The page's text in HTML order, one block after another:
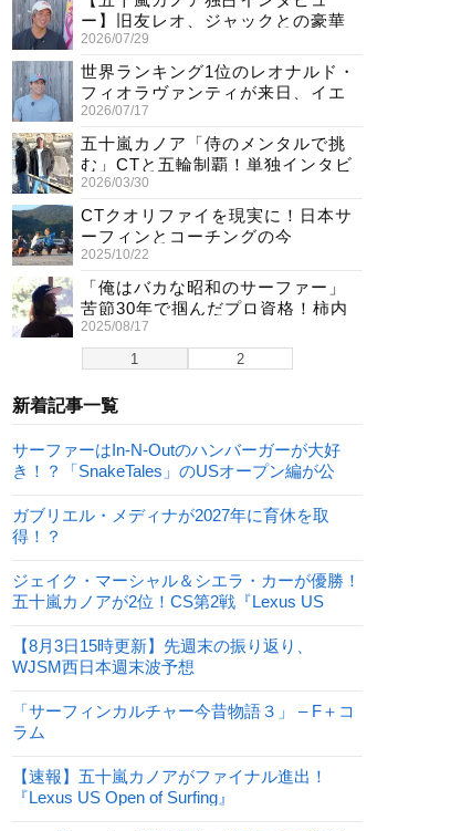
1 2
ー】旧友レオ、ジャックとの豪華
プライベートセッション
2026/07/29
世界ランキング1位のレオナルド・
フィオラヴァンティが来日、イエ
ロージャージ獲得直後の独占イン
タビュー
2026/07/17
五十嵐カノア「侍のメンタルで挑
む」CTと五輪制覇！単独インタビ
ューで熱弁
2026/03/30
CTクオリファイを現実に！日本サ
ーフィンとコーチングの今
2025/10/22
「俺はバカな昭和のサーファー」
苦節30年で掴んだプロ資格！柿内
聖文(54)の生き様
2025/08/17
新着記事一覧
サーファーはIn-N-Outのハンバーガーが大好
き！？「SnakeTales」のUSオープン編が公
ガブリエル・メディナが2027年に育休を取
得！？
ジェイク・マーシャル＆シエラ・カーが優勝！
五十嵐カノアが2位！CS第2戦『Lexus US
【8月3日15時更新】先週末の振り返り、
WJSM西日本週末波予想
「サーフィンカルチャー今昔物語３」 – F＋コ
ラム
【速報】五十嵐カノアがファイナル進出！
『Lexus US Open of Surfing』